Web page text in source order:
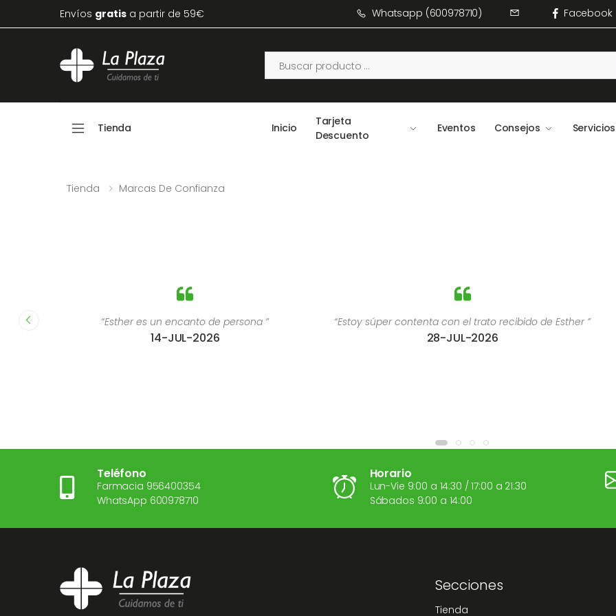
Envíos gratis a partir de 59€ Whatsapp (600978710) Facebook
Tienda Inicio
Tarjeta
Descuento
Eventos Consejos Servicios
Tienda Marcas De Confianza
“Esther es un encanto de persona ” “Estoy súper contenta con el trato recibido de Esther ” “Es una
Teléfono
Farmacia 956400354
WhatsApp 600978710
Horario
Lun-Vie 9:00 a 14:30 / 17:00 a 21:30
Sábados 9:00 a 14:00
Secciones
Tienda